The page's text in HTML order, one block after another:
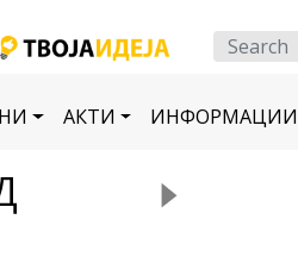
АКТИ ИНФОРМАЦИИ